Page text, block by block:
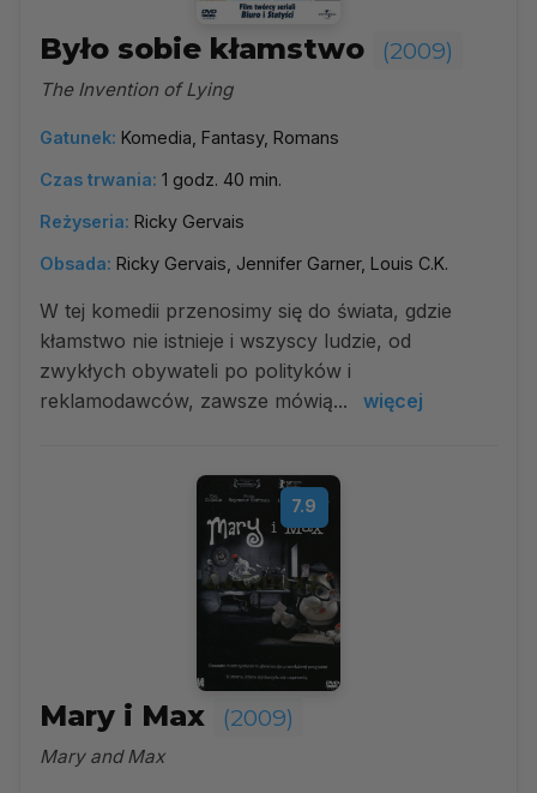
Było sobie kłamstwo (2009)
The Invention of Lying
Gatunek: Komedia, Fantasy, Romans
Czas trwania: 1 godz. 40 min.
Reżyseria: Ricky Gervais
Obsada: Ricky Gervais, Jennifer Garner, Louis C.K.
W tej komedii przenosimy się do świata, gdzie
kłamstwo nie istnieje i wszyscy ludzie, od
zwykłych obywateli po polityków i
reklamodawców, zawsze mówią...
więcej
7.9
Mary i Max (2009)
Mary and Max